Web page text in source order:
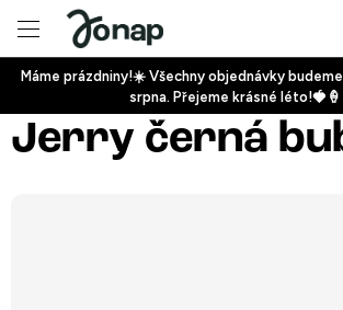
obsah
Máme prázdniny!☀️ Všechny objednávky
srpna. Přejeme krásné léto!🍓🍦
Jerry černá